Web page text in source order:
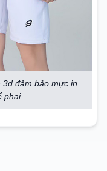
đảm bảo mực in
phai